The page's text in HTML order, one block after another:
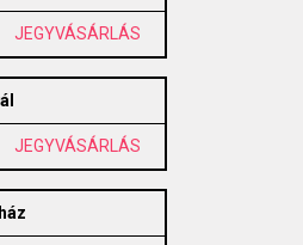
JEGYVÁSÁRLÁS
JEGYVÁSÁRLÁS